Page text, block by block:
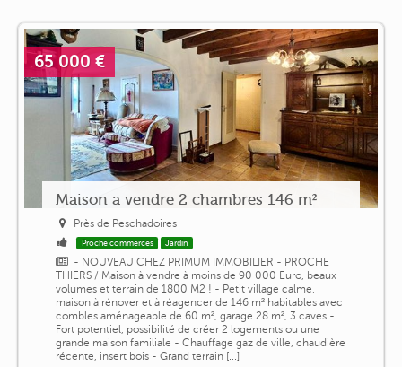
65 000 €
Maison a vendre 2 chambres 146 m²
Près de Peschadoires
Proche commerces Jardin
- NOUVEAU CHEZ PRIMUM IMMOBILIER - PROCHE
THIERS / Maison à vendre à moins de 90 000 Euro, beaux
volumes et terrain de 1800 M2 ! - Petit village calme,
maison à rénover et à réagencer de 146 m² habitables avec
combles aménageable de 60 m², garage 28 m², 3 caves -
Fort potentiel, possibilité de créer 2 logements ou une
grande maison familiale - Chauffage gaz de ville, chaudière
récente, insert bois - Grand terrain [...]